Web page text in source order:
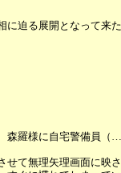
に迫る展開となって
森羅様に自宅警備員
て無理矢理画面に映